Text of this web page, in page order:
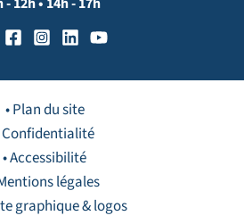
• Plan du site
Confidentialité
• Accessibilité
légales
graphique & logos